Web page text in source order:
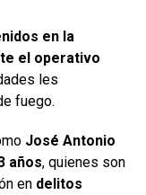
en la
el operativo
les
fuego.
José Antonio
años, quienes son
en delitos